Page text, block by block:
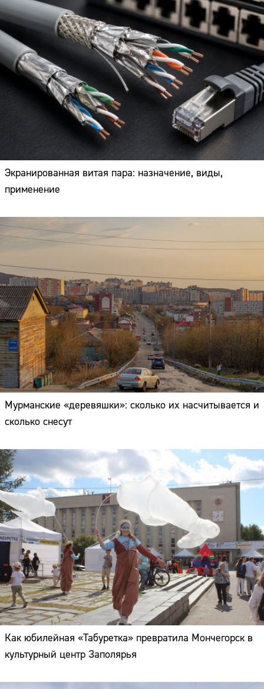
Экранированная витая пара: назначение, виды,
применение
Мурманские «деревяшки»: сколько их насчитывается и
сколько снесут
Как юбилейная «Табуретка» превратила Мончегорск в
культурный центр Заполярья